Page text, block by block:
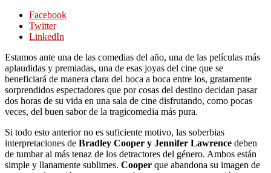
Facebook
Twitter
LinkedIn
Estamos ante una de las comedias del año, una de las películas más
aplaudidas y premiadas, una de esas joyas del cine que se
beneficiará de manera clara del boca a boca entre los, gratamente
sorprendidos espectadores que por cosas del destino decidan pasar
dos horas de su vida en una sala de cine disfrutando, como pocas
veces, del buen sabor de la tragicomedia más pura.
Si todo esto anterior no es suficiente motivo, las soberbias
interpretaciones de Bradley Cooper y Jennifer Lawrence deben
de tumbar al más tenaz de los detractores del género. Ambos están
simple y llanamente sublimes. Cooper que abandona su imagen de